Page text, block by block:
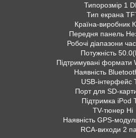
Типорозмір 1
Тип екрана
Країна-виробник
Передня панель
Робочі діапазони
Потужність
Підтримувані формати
Наявність
USB-інтерфейс
Порт для SD-
Підтримка iPod
TV-тюнер Ні
Наявність GPS-
RCA-виходи 2